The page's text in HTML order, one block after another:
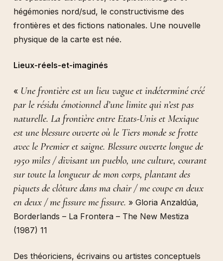
hégémonies nord/sud, le constructivisme des
frontières et des fictions nationales. Une nouvelle
physique de la carte est née.
Lieux-réels-et-imaginés
« Une frontière est un lieu vague et indéterminé créé
par le résidu émotionnel d’une limite qui n’est pas
naturelle. La frontière entre Etats-Unis et Mexique
est une blessure ouverte où le Tiers monde se frotte
avec le Premier et saigne. Blessure ouverte longue de
1950 miles / divisant un pueblo, une culture, courant
sur toute la longueur de mon corps, plantant des
piquets de clôture dans ma chair / me coupe en deux
en deux / me fissure me fissure. » Gloria Anzaldúa,
Borderlands – La Frontera – The New Mestiza
(1987) 11
Des théoriciens, écrivains ou artistes conceptuels